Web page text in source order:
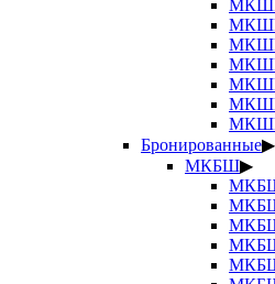
Бронированные▶
МКБШ▶